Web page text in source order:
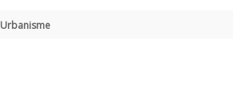
Urbanisme